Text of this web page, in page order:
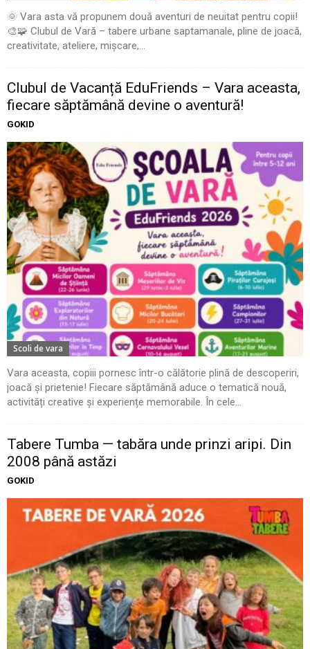
🌞 Vara asta vă propunem două aventuri de neuitat pentru copii!
🎨🧩 Clubul de Vară – tabere urbane saptamanale, pline de joacă,
creativitate, ateliere, mișcare,...
Clubul de Vacanță EduFriends – Vara aceasta,
fiecare săptămână devine o aventură!
GOKID
Scoli de vara
Vara aceasta, copiii pornesc într-o călătorie plină de descoperiri,
joacă și prietenie! Fiecare săptămână aduce o tematică nouă,
activități creative și experiențe memorabile. În cele...
Tabere Tumba — tabăra unde prinzi aripi. Din
2008 până astăzi
GOKID